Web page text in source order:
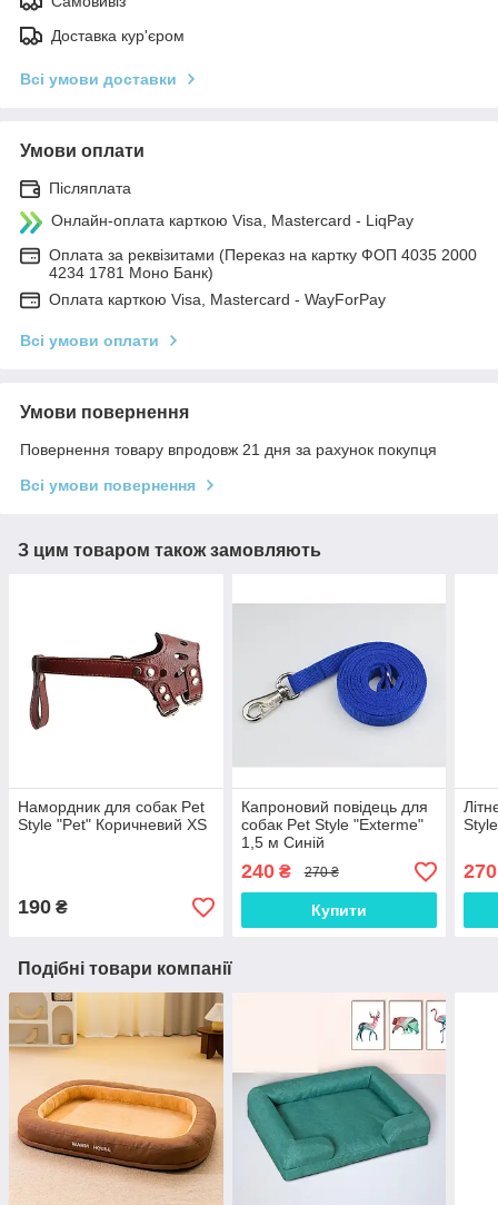
Доставка кур'єром
Всі умови доставки
Умови оплати
Післяплата
Онлайн-оплата карткою Visa, Mastercard - LiqPay
Оплата за реквізитами (Переказ на картку ФОП 4035 2000
4234 1781 Моно Банк)
Оплата карткою Visa, Mastercard - WayForPay
Всі умови оплати
Умови повернення
Повернення товару впродовж 21 дня за рахунок покупця
Всі умови повернення
З цим товаром також замовляють
Намордник для собак Pet
Style "Pet" Коричневий XS
190 ₴
Капроновий повідець для
собак Pet Style "Exterme"
1,5 м Синій
240₴ 270 ₴
Купити
270
Подібні товари компанії